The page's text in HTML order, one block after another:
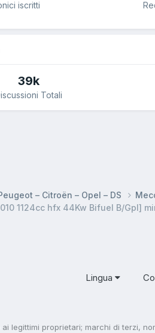
iscritti
39k
Totali
– Citroën – Opel – DS
1124cc hfx 44Kw Bifuel B/Gpl]
Lingua
legittimi proprietari; marchi di terzi,